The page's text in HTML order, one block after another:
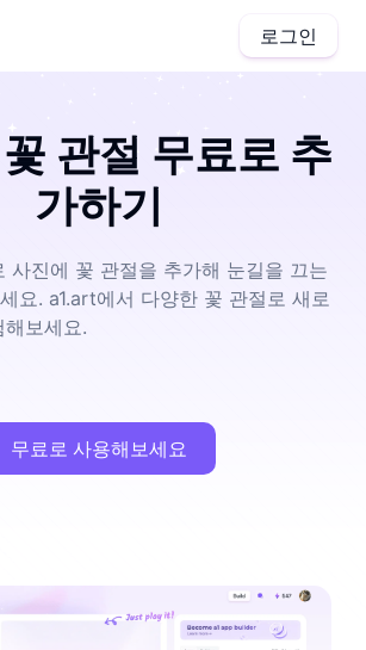
로그인
관절 무료로 추
가하기
사진에 꽃 관절을 추가해 눈길을 끄는
요. a1.art에서 다양한 꽃 관절로 새로
보세요.
무료로 사용해보세요